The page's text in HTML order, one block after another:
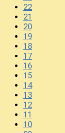
22
21
20
19
18
17
16
15
14
13
12
11
10